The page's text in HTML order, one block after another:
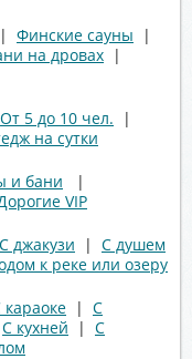
| Финские сауны |
на дровах |
От 5 до 10 чел. |
на сутки
и бани |
VIP
С джакузи | С душем
к реке или озеру
караоке | С
С кухней | С